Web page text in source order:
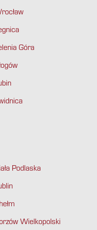
Góra
Podlaska
Wielkopolski